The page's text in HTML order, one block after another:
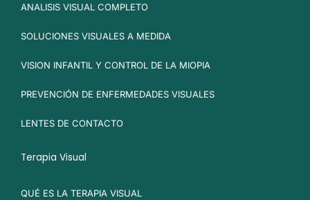
ANALISIS VISUAL COMPLETO
SOLUCIONES VISUALES A MEDIDA
VISION INFANTIL Y CONTROL DE LA MIOPIA
PREVENCIÓN DE ENFERMEDADES VISUALES
LENTES DE CONTACTO
Terapia Visual
QUÉ ES LA TERAPIA VISUAL